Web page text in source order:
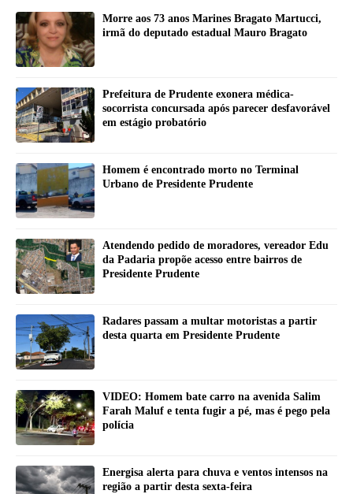
Morre aos 73 anos Marines Bragato Martucci,
irmã do deputado estadual Mauro Bragato
Prefeitura de Prudente exonera médica-
socorrista concursada após parecer desfavorável
em estágio probatório
Homem é encontrado morto no Terminal
Urbano de Presidente Prudente
Atendendo pedido de moradores, vereador Edu
da Padaria propõe acesso entre bairros de
Presidente Prudente
Radares passam a multar motoristas a partir
desta quarta em Presidente Prudente
VIDEO: Homem bate carro na avenida Salim
Farah Maluf e tenta fugir a pé, mas é pego pela
polícia
Energisa alerta para chuva e ventos intensos na
região a partir desta sexta-feira